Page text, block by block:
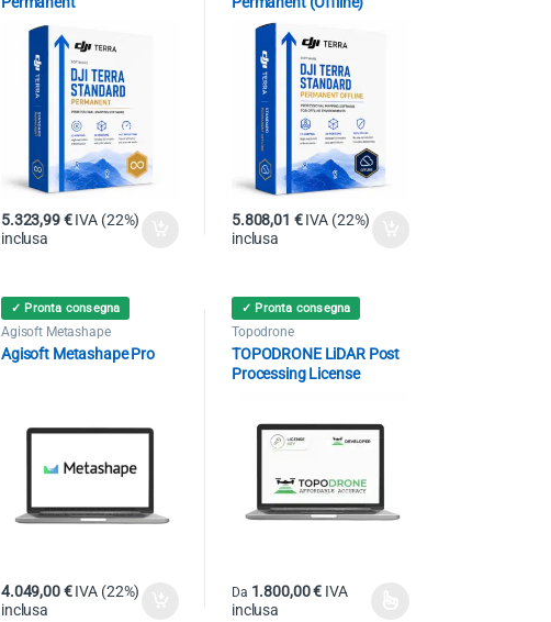
5.323,99€ IVA (22%)
inclusa
5.808,01 € IVA (22%)
inclusa
✓ Pronta consegna
Agisoft Metashape
Agisoft Metashape Pro
4.049,00€ IVA (22%)
inclusa
✓ Pronta consegna
Topodrone
TOPODRONE LiDAR Post
Processing License
Da 1.800,00€ IVA
inclusa
Questo prodotto ha più varianti. Le opzioni